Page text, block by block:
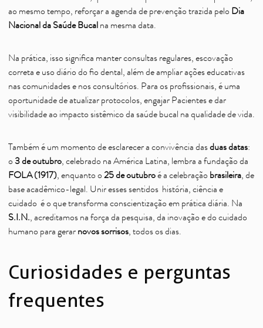
ao mesmo tempo, reforçar a agenda de prevenção trazida pelo Dia
Nacional da Saúde Bucal na mesma data.
Na prática, isso significa manter consultas regulares, escovação
correta e uso diário do fio dental, além de ampliar ações educativas
nas comunidades e nos consultórios. Para os profissionais, é uma
oportunidade de atualizar protocolos, engajar Pacientes e dar
visibilidade ao impacto sistêmico da saúde bucal na qualidade de vida.
Também é um momento de esclarecer a convivência dasduas datas:
o 3 de outubro, celebrado na América Latina, lembra a fundação da
FOLA (1917), enquanto o 25 de outubroé a celebração brasileira, de
base acadêmico-legal. Unir esses sentidos história, ciência e
cuidado é o que transforma conscientização em prática diária. Na
S.I.N., acreditamos na força da pesquisa, da inovação e do cuidado
humano para gerar novos sorrisos, todos os dias.
Curiosidades e perguntas
frequentes